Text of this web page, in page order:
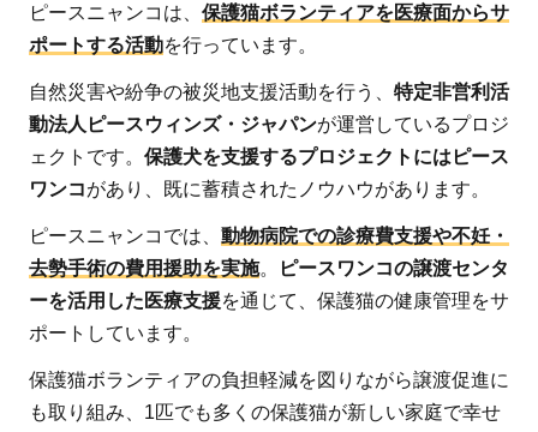
ピースニャンコは、 保護猫ボランティアを医療面からサ
ポートする活動を行っています。
自然災害や紛争の被災地支援活動を行う、 特定非営利活
動法人ピースウィンズ・ジャパンが運営しているプロジ
ェクトです。 保護犬を支援するプロジェクトにはピース
ワンコがあり、既に蓄積されたノウハウがあります。
ピースニャンコでは、 動物病院での診療費支援や不妊・
去勢手術の費用援助を実施。
ピースワンコの譲渡センタ
ーを活用した医療支援を通じて、保護猫の健康管理をサ
ポートしています。
保護猫ボランティアの負担軽減を図りながら譲渡促進に
も取り組み、1匹でも多くの保護猫が新しい家庭で幸せ